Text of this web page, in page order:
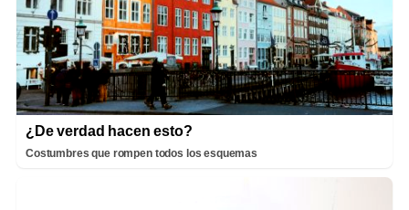
¿De verdad hacen esto?
Costumbres que rompen todos los esquemas